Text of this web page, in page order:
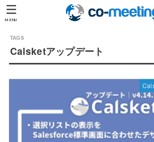
MENU
Calsketアップデート